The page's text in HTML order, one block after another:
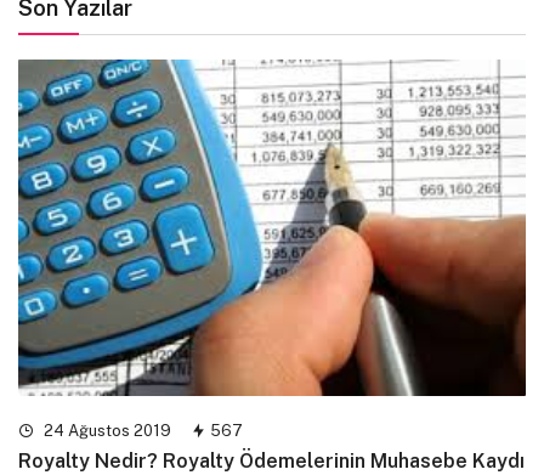
Son Yazılar
24 Ağustos 2019 567
Royalty Nedir? Royalty Ödemelerinin Muhasebe Kaydı